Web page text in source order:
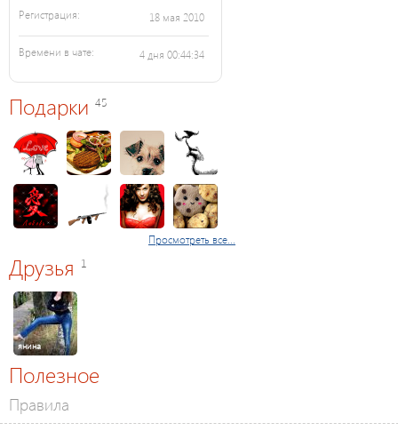
Регистрация: 18 мая 2010
Времени в чате: 4 дня 00:44:34
Подарки 45
Просмотреть все...
Друзья 1
янина
Полезное
Правила